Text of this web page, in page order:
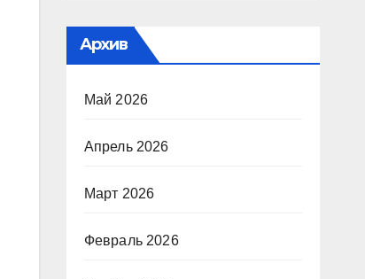
Архив
Май 2026
Апрель 2026
Март 2026
Февраль 2026